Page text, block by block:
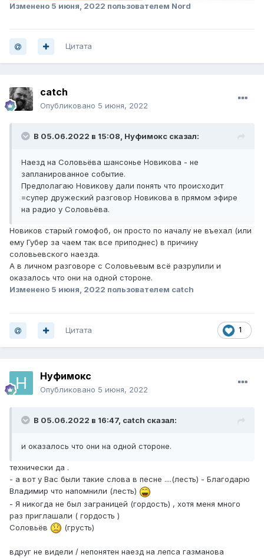
Изменено 5 июня, 2022 пользователем Nord
Цитата
catch
Опубликовано 5 июня, 2022
В 05.06.2022 в 15:08, Нуфимокс сказал:
Наезд на Соловьёва шансонье Новикова - не
запланированное событие.
Предполагаю Новикову дали понять что происходит
=супер дружеский разговор Новикова в прямом эфире
на радио у Соловьёва.
Новиков старый гомофоб, он просто по началу не въехал (или
ему Губер за чаем так все приподнес) в причину
соловьевского наезда.
А в личном разговоре с Соловьевым всё разрулили и
оказалось что они на одной стороне.
Изменено 5 июня, 2022 пользователем catch
1
Цитата
Нуфимокс
Опубликовано 5 июня, 2022
В 05.06.2022 в 16:47, catch сказал:
и оказалось что они на одной стороне.
технически да .
- а вот у Вас были такие слова в песне ....(лесть) - Благодарю
Владимир что напомнили (лесть)
- Я никогда не был заграницей (гордость) , хотя меня много
раз приглашали ( гордость )
Соловьёв
(грусть)
вдруг не видели / непонятен наезд на лепса газманова